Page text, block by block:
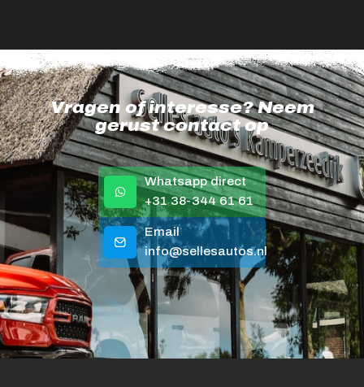
Vragen of interesse? Neem
gerust contact op
Whatsapp direct
+31 38-344 61 61
Email
info@sellesautos.nl